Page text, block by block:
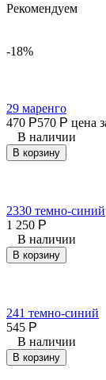
Рекомендуем
-18%
29 маренго
470 Р570 Р цена
В наличии
В корзину
2330 темно-синий
1 250 Р
В наличии
В корзину
241 темно-синий
545 Р
В наличии
В корзину